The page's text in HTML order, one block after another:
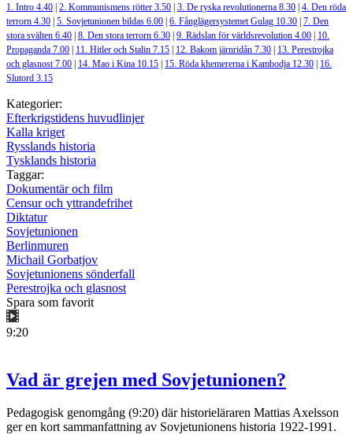
1. Intro 4.40 | 2. Kommunismens rötter 3.50 | 3. De ryska revolutionerna 8.30 | 4. Den röda
terrorn 4.30 | 5. Sovjetunionen bildas 6.00 | 6. Fånglägersystemet Gulag 10.30 | 7. Den
stora svälten 6.40 | 8. Den stora terrorn 6.30 | 9. Rädslan för världsrevolution 4.00 | 10.
Propaganda 7.00 | 11. Hitler och Stalin 7.15 | 12. Bakom järnridån 7.30 | 13. Perestrojka
och glasnost 7.00 | 14. Mao i Kina 10.15 | 15. Röda khemererna i Kambodja 12.30 | 16.
Slutord 3.15
Kategorier:
Efterkrigstidens huvudlinjer
Kalla kriget
Rysslands historia
Tysklands historia
Taggar:
Dokumentär och film
Censur och yttrandefrihet
Diktatur
Sovjetunionen
Berlinmuren
Michail Gorbatjov
Sovjetunionens sönderfall
Perestrojka och glasnost
Spara som favorit
9:20
Vad är grejen med Sovjetunionen?
Pedagogisk genomgång (9:20) där historieläraren Mattias Axelsson
ger en kort sammanfattning av Sovjetunionens historia 1922-1991.